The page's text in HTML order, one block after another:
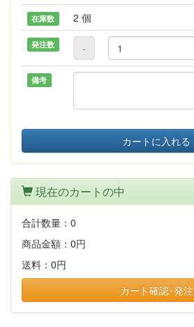
在庫数 2 個
発注数 -
備考
カートに入れる
現在のカートの中
合計数量： 0
商品金額： 0円
送料： 0円
カート確認･発注